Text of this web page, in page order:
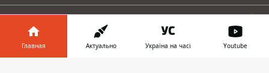
О нас
Главная Актуально Україна на часі Youtube